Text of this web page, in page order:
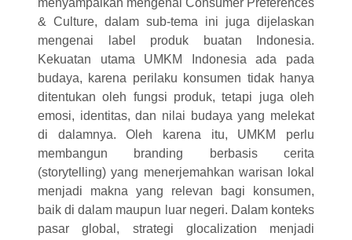
menyampaikan mengenai Consumer Preferences
& Culture, dalam sub-tema ini juga dijelaskan
mengenai label produk buatan Indonesia.
Kekuatan utama UMKM Indonesia ada pada
budaya, karena perilaku konsumen tidak hanya
ditentukan oleh fungsi produk, tetapi juga oleh
emosi, identitas, dan nilai budaya yang melekat
di dalamnya. Oleh karena itu, UMKM perlu
membangun branding berbasis cerita
(storytelling) yang menerjemahkan warisan lokal
menjadi makna yang relevan bagi konsumen,
baik di dalam maupun luar negeri. Dalam konteks
pasar global, strategi glocalization menjadi